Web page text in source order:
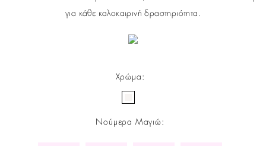
για κάθε καλοκαιρινή δραστηριότητα.
Χρώμα :
Νούμερα Μαγιώ: